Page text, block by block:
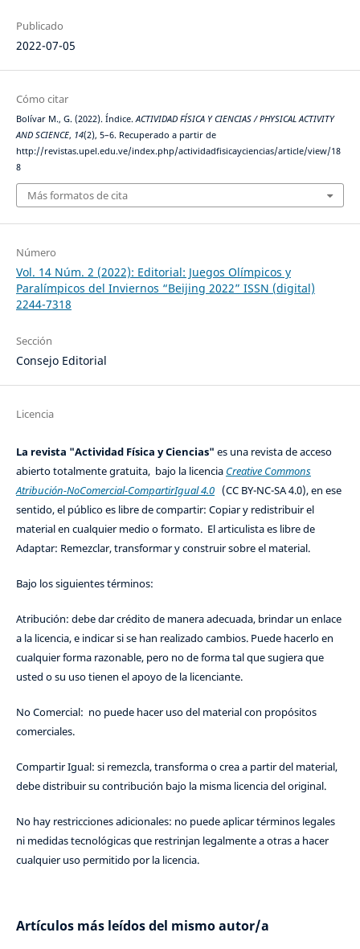
Publicado
2022-07-05
Cómo citar
Bolívar M., G. (2022). Índice. ACTIVIDAD FÍSICA Y CIENCIAS / PHYSICAL ACTIVITY
AND SCIENCE, 14(2), 5–6. Recuperado a partir de
http://revistas.upel.edu.ve/index.php/actividadfisicayciencias/article/view/18
8
Más formatos de cita
Número
Vol. 14 Núm. 2 (2022): Editorial: Juegos Olímpicos y
Paralímpicos del Inviernos “Beijing 2022” ISSN (digital)
2244-7318
Sección
Consejo Editorial
Licencia
La revista "Actividad Física y Ciencias" es una revista de acceso
abierto totalmente gratuita, bajo la licencia Creative Commons
Atribución-NoComercial-CompartirIgual 4.0(CC BY-NC-SA 4.0), en ese
sentido, el público es libre de compartir: Copiar y redistribuir el
material en cualquier medio o formato. El articulista es libre de
Adaptar: Remezclar, transformar y construir sobre el material.
Bajo los siguientes términos:
Atribución: debe dar crédito de manera adecuada, brindar un enlace
a la licencia, e indicar si se han realizado cambios. Puede hacerlo en
cualquier forma razonable, pero no de forma tal que sugiera que
usted o su uso tienen el apoyo de la licenciante.
No Comercial: no puede hacer uso del material con propósitos
comerciales.
Compartir Igual: si remezcla, transforma o crea a partir del material,
debe distribuir su contribución bajo la misma licencia del original.
No hay restricciones adicionales: no puede aplicar términos legales
ni medidas tecnológicas que restrinjan legalmente a otras a hacer
cualquier uso permitido por la licencia.
Artículos más leídos del mismo autor/a